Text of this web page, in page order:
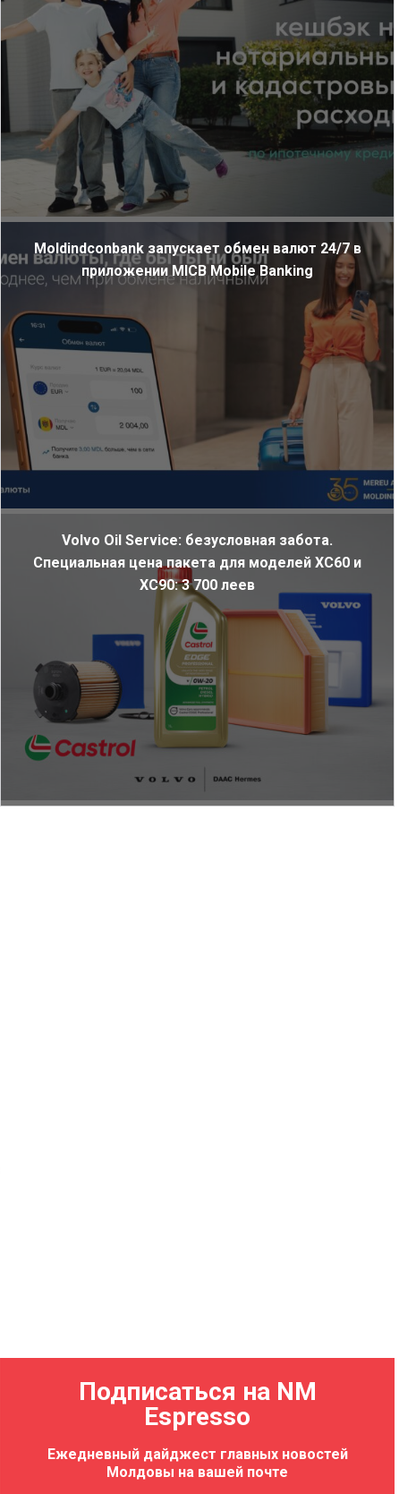
Moldindconbank запускает обмен валют 24/7 в
приложении MICB Mobile Banking
Volvo Oil Service: безусловная забота.
Специальная цена пакета для моделей XC60 и
XC90: 3 700 леев
Подписаться на NM
Espresso
Ежедневный дайджест главных новостей
Молдовы на вашей почте